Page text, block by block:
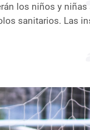
los niños y
sanitarios. Las